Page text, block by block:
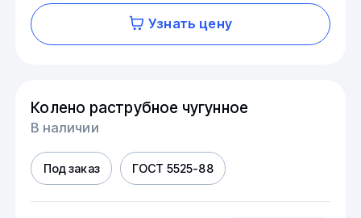
Узнать цену
Колено раструбное чугунное
В наличии
Под заказ ГОСТ 5525-88